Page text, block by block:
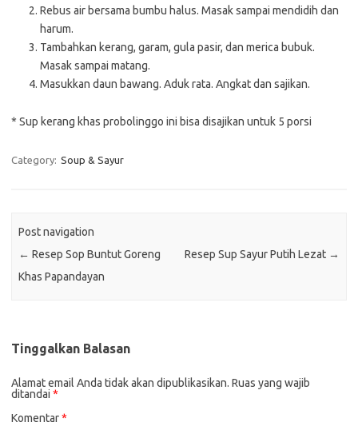
Rebus air bersama bumbu halus. Masak sampai mendidih dan
harum.
Tambahkan kerang, garam, gula pasir, dan merica bubuk.
Masak sampai matang.
Masukkan daun bawang. Aduk rata. Angkat dan sajikan.
* Sup kerang khas probolinggo ini bisa disajikan untuk 5 porsi
Category: Soup & Sayur
Post navigation
← Resep Sop Buntut Goreng
Khas Papandayan
Resep Sup Sayur Putih Lezat →
Tinggalkan Balasan
Alamat email Anda tidak akan dipublikasikan. Ruas yang wajib
ditandai *
Komentar*